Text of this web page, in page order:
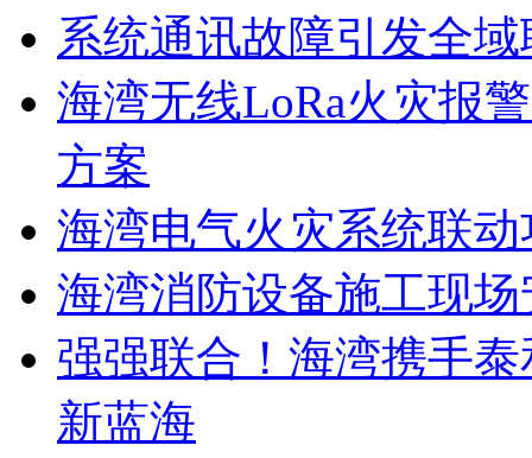
系统通讯故障引发全
海湾无线LoRa火灾报
方案
海湾电气火灾系统联
海湾消防设备施工现
强强联合！海湾携手
新蓝海